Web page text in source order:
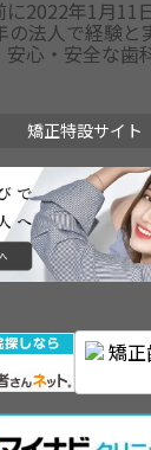
2022年1月11
法人で経験と
心・安全な歯
矯正特設サイト